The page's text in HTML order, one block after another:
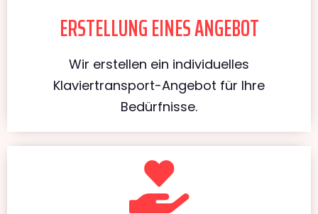
ERSTELLUNG EINES ANGEBOT
Wir erstellen ein individuelles
Klaviertransport-Angebot für Ihre
Bedürfnisse.